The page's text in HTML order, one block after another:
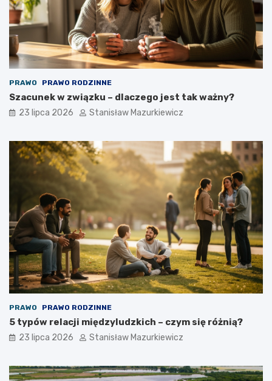
PRAWO PRAWO RODZINNE
Szacunek w związku – dlaczego jest tak ważny?
23 lipca 2026 Stanisław Mazurkiewicz
PRAWO PRAWO RODZINNE
5 typów relacji międzyludzkich – czym się różnią?
23 lipca 2026 Stanisław Mazurkiewicz